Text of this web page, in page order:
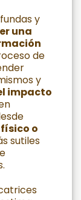
y
una
de
y
impacto
o
sutiles